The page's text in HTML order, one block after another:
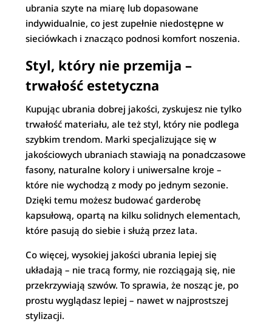
ubrania szyte na miarę lub dopasowane
indywidualnie, co jest zupełnie niedostępne w
sieciówkach i znacząco podnosi komfort noszenia.
Styl, który nie przemija –
trwałość estetyczna
Kupując ubrania dobrej jakości, zyskujesz nie tylko
trwałość materiału, ale też styl, który nie podlega
szybkim trendom. Marki specjalizujące się w
jakościowych ubraniach stawiają na ponadczasowe
fasony, naturalne kolory i uniwersalne kroje –
które nie wychodzą z mody po jednym sezonie.
Dzięki temu możesz budować garderobę
kapsułową, opartą na kilku solidnych elementach,
które pasują do siebie i służą przez lata.
Co więcej, wysokiej jakości ubrania lepiej się
układają – nie tracą formy, nie rozciągają się, nie
przekrzywiają szwów. To sprawia, że nosząc je, po
prostu wyglądasz lepiej – nawet w najprostszej
stylizacji.